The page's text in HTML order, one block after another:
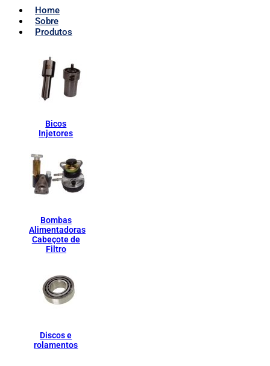
Home
Sobre
Produtos
Bicos
Injetores
Bombas
Alimentadoras
Cabeçote de
Filtro
Discos e
rolamentos